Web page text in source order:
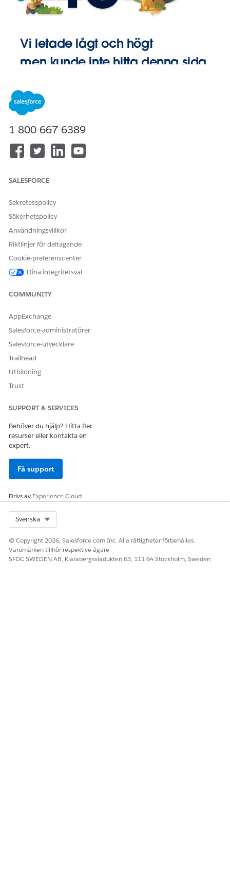
Vi letade lågt och högt
men kunde inte hitta denna sida.
1-800-667-6389
SALESFORCE
Sekretesspolicy
Säkerhetspolicy
Användningsvillkor
Riktlinjer för deltagande
Cookie-preferenscenter
Dina integritetsval
COMMUNITY
AppExchange
Salesforce-administratörer
Salesforce-utvecklare
Trailhead
Utbildning
Trust
SUPPORT & SERVICES
Behöver du hjälp? Hitta fler
resurser eller kontakta en
expert.
Få support
Drivs av Experience Cloud
Svenska
© Copyright 2026, Salesforce.com Inc. Alla rättigheter förbehålles.
Varumärken tillhör respektive ägare.
SFDC SWEDEN AB, Klarabergsviadukten 63, 111 64 Stockholm, Sweden